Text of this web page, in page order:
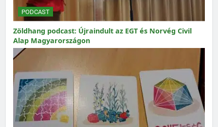
PODCAST
Zöldhang podcast: Újraindult az EGT és Norvég Civil
Alap Magyarországon